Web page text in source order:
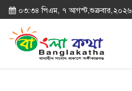
০৩:৩৪ পিএম, ৭ আগস্ট,শুক্রবার,২০২৬